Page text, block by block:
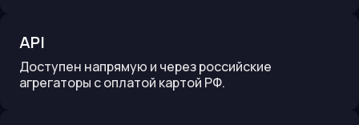
API
Доступен напрямую и через российские
агрегаторы с оплатой картой РФ.